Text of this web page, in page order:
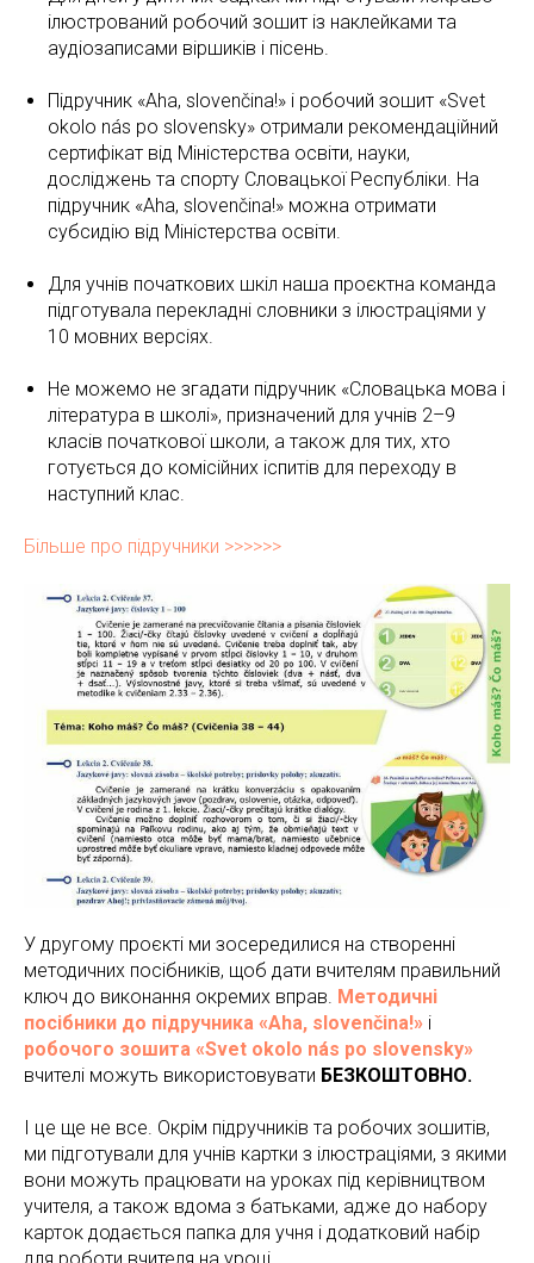
ілюстрований робочий зошит із наклейками та
аудіозаписами віршиків і пісень.
Підручник «Aha, slovenčina!» і робочий зошит «Svet
okolo nás po slovensky» отримали рекомендаційний
сертифікат від Міністерства освіти, науки,
досліджень та спорту Словацької Республіки. На
підручник «Aha, slovenčina!» можна отримати
субсидію від Міністерства освіти.
Для учнів початкових шкіл наша проєктна команда
підготувала перекладні словники з ілюстраціями у
10 мовних версіях.
Не можемо не згадати підручник «Словацька мова і
література в школі», призначений для учнів 2–9
класів початкової школи, а також для тих, хто
готується до комісійних іспитів для переходу в
наступний клас.
Більше про підручники >>>>>>
У другому проєкті ми зосередилися на створенні
методичних посібників, щоб дати вчителям правильний
ключ до виконання окремих вправ. Методичні
посібники до підручника «Aha, slovenčina!» і
робочого зошита «Svet okolo nás po slovensky»
вчителі можуть використовувати БЕЗКОШТОВНО.
І це ще не все. Окрім підручників та робочих зошитів,
ми підготували для учнів картки з ілюстраціями, з якими
вони можуть працювати на уроках під керівництвом
учителя, а також вдома з батьками, адже до набору
карток додається папка для учня і додатковий набір